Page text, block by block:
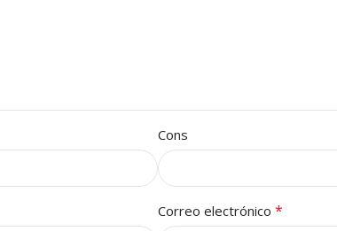
Cons
Correo electrónico *